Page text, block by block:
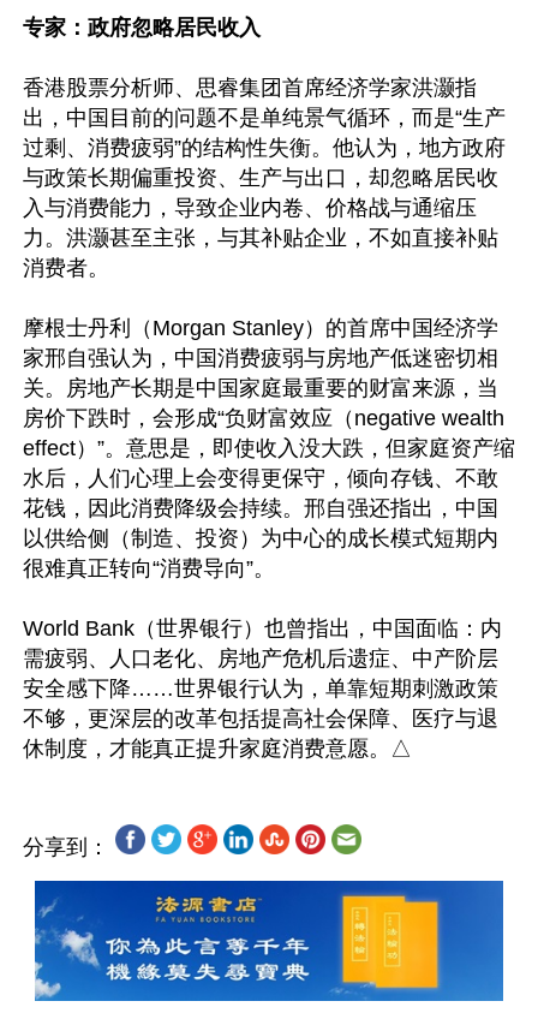
专家：政府忽略居民收入
香港股票分析师、思睿集团首席经济学家洪灏指
出，中国目前的问题不是单纯景气循环，而是“生产
过剩、消费疲弱”的结构性失衡。他认为，地方政府
与政策长期偏重投资、生产与出口，却忽略居民收
入与消费能力，导致企业内卷、价格战与通缩压
力。洪灏甚至主张，与其补贴企业，不如直接补贴
消费者。
摩根士丹利（Morgan Stanley）的首席中国经济学
家邢自强认为，中国消费疲弱与房地产低迷密切相
关。房地产长期是中国家庭最重要的财富来源，当
房价下跌时，会形成“负财富效应（negative wealth
effect）”。意思是，即使收入没大跌，但家庭资产缩
水后，人们心理上会变得更保守，倾向存钱、不敢
花钱，因此消费降级会持续。邢自强还指出，中国
以供给侧（制造、投资）为中心的成长模式短期内
很难真正转向“消费导向”。
World Bank（世界银行）也曾指出，中国面临：内
需疲弱、人口老化、房地产危机后遗症、中产阶层
安全感下降……世界银行认为，单靠短期刺激政策
不够，更深层的改革包括提高社会保障、医疗与退
分享到：